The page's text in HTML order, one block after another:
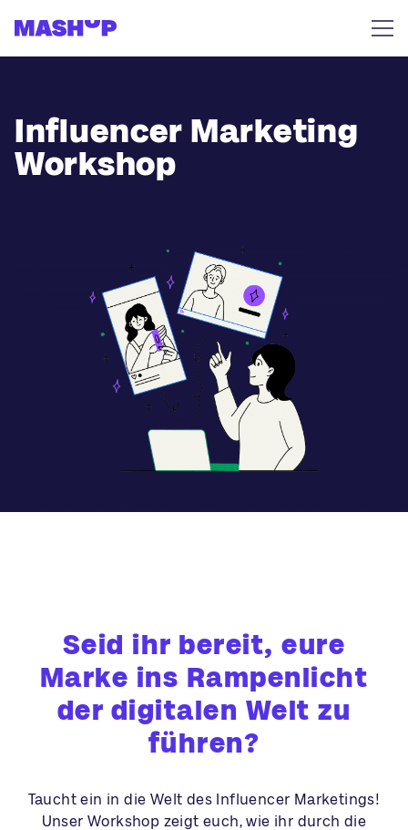
Influencer Marketing
Workshop
Seid ihr bereit, eure
Marke ins Rampenlicht
der digitalen Welt zu
führen?
Taucht ein in die Welt des Influencer Marketings!
Unser Workshop zeigt euch, wie ihr durch die